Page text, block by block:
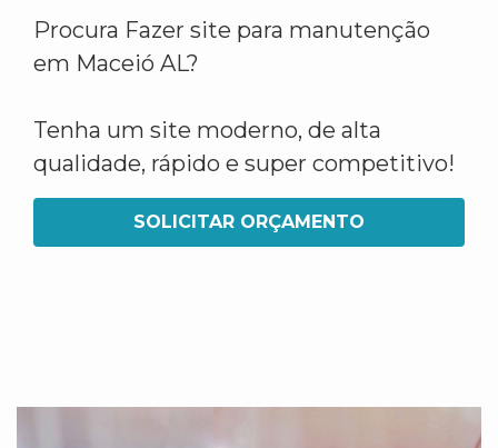
Procura Fazer site para manutenção
em Maceió AL?
Tenha um site moderno, de alta
qualidade, rápido e super competitivo!
SOLICITAR ORÇAMENTO